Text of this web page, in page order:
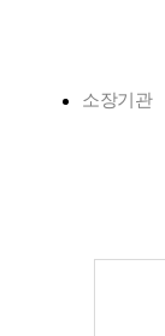
소장기관